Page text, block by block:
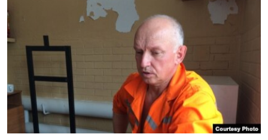
to
Search
АРНАЙЫ ЖОБАЛАР
Русский
ЖАЗЫЛЫҢЫЗ